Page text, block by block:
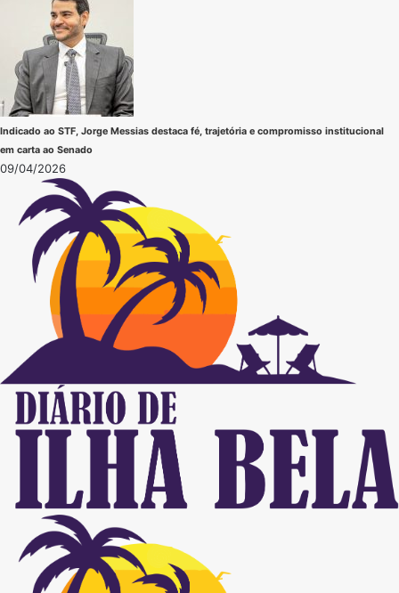
Indicado ao STF, Jorge Messias destaca fé, trajetória e compromisso institucional
em carta ao Senado
09/04/2026